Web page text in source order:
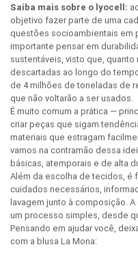
Saiba mais sobre o lyocell:
objetivo fazer parte de uma
questões socioambientais em
importante pensar em
sustentáveis, visto que,
descartadas ao longo do
de 4 milhões de toneladas de
que não voltarão a ser usados.
É muito comum a prática —
criar peças que sigam
materiais que estragam
vamos na contramão dessa
básicas, atemporais e de alta
Além da escolha de tecidos, é
cuidados necessários,
lavagem junto à composição.
um processo simples, desde
Pensando em ajudar você,
com a blusa La Mona: